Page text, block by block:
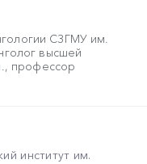
СЗГМУ им.
высшей
профессор
институт им.